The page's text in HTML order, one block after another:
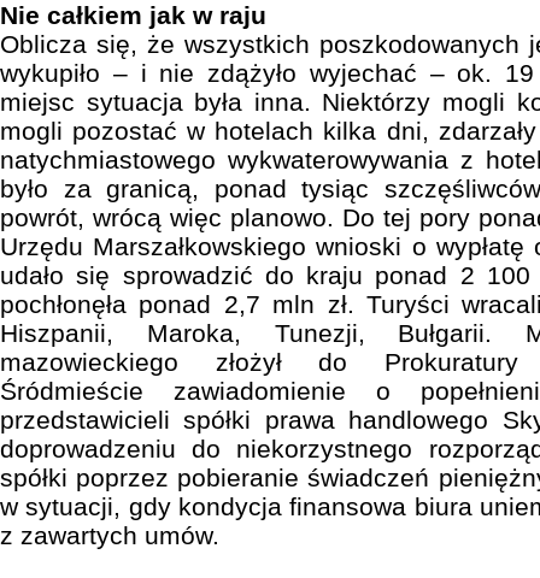
Nie całkiem jak w raju
Oblicza się, że wszystkich poszkodowanych
wykupiło – i nie zdążyło wyjechać – ok.
miejsc sytuacja była inna. Niektórzy mogli
mogli pozostać w hotelach kilka dni,
natychmiastowego wykwaterowywania z
było za granicą, ponad tysiąc
powrót, wrócą więc planowo. Do tej pory
Urzędu Marszałkowskiego wnioski o
udało się sprowadzić do kraju ponad 2
pochłonęła ponad 2,7 mln zł. Turyści
Hiszpanii, Maroka, Tunezji, Bułgarii.
mazowieckiego złożył do Prokuratury
Śródmieście zawiadomienie o
przedstawicieli spółki prawa handlowego
doprowadzeniu do niekorzystnego
spółki poprzez pobieranie świadczeń
w sytuacji, gdy kondycja finansowa biura
z zawartych umów.